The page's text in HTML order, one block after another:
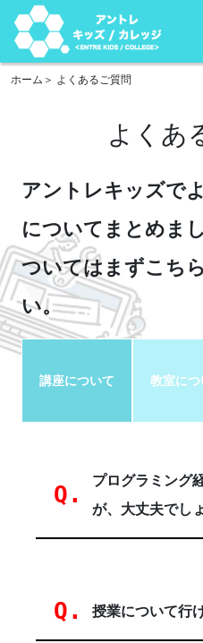
ホーム よくあるご質問
よくあ
アントレキッズで
についてまとめま
ついてはまずこち
い。
講座について 教室につ
プログラミング
が、大丈夫でし
授業について行